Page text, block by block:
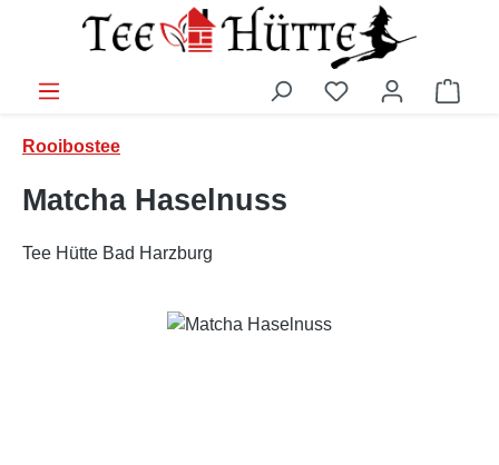
Zum Hauptinhalt springen
Rooibostee
Matcha Haselnuss
Tee Hütte Bad Harzburg
Bildergalerie überspringen